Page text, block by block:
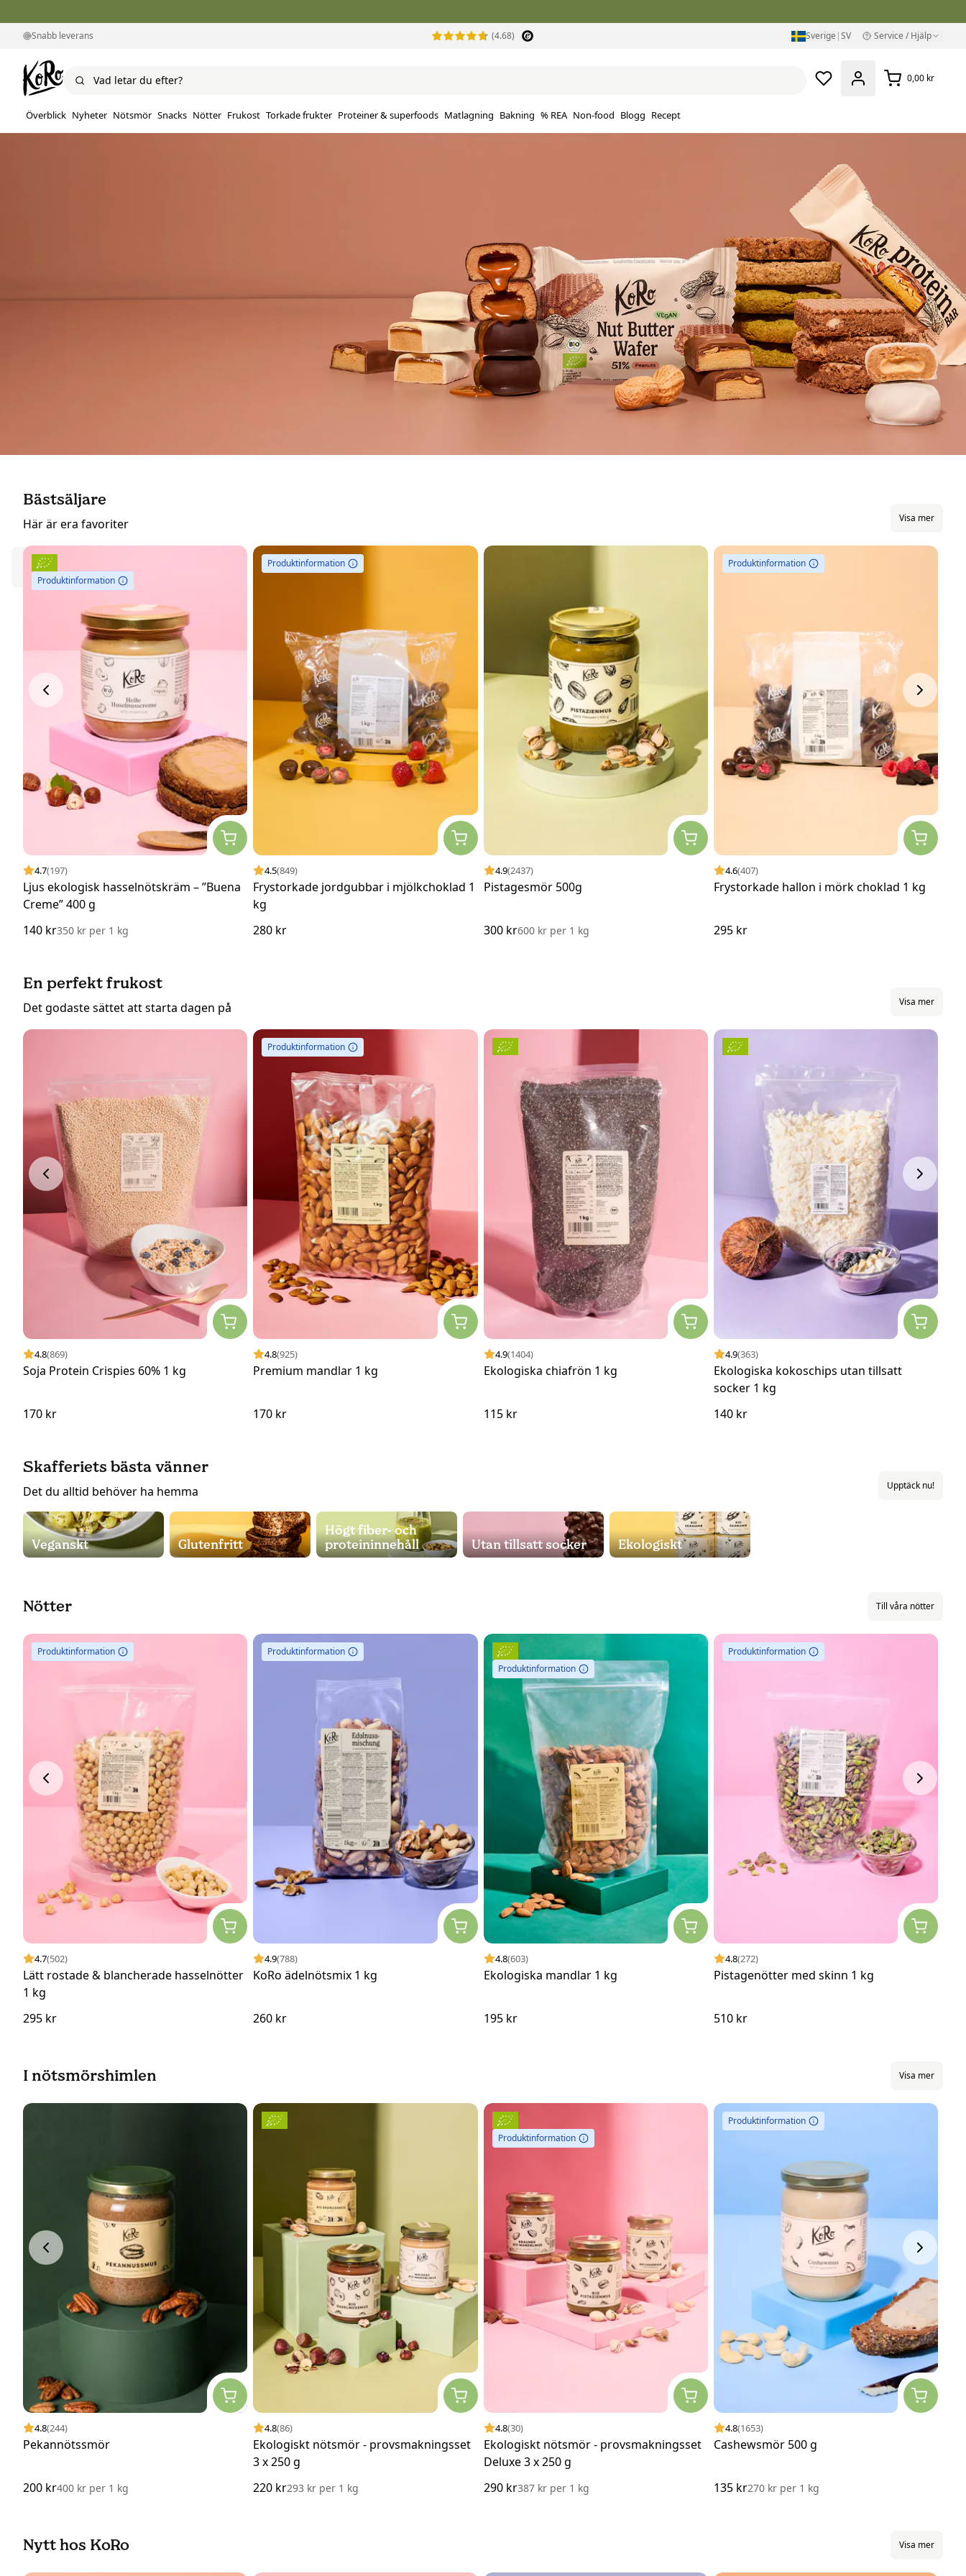
Snabb leverans (4.68) Sverige |SV Service / Hjälp
0,00 kr
Överblick Nyheter Nötsmör Snacks Nötter Frukost Torkade frukter Proteiner & superfoods Matlagning Bakning % REA Non-food Blogg Recept
Söta klassiker
i ny tappning.
Upptäck nu
Bästsäljare
Här är era favoriter Visa mer
Produktinformation
4.7(197)
Ljus ekologisk hasselnötskräm – ”Buena
Creme” 400 g
140 kr350 kr per 1 kg
Produktinformation
4.5(849)
Frystorkade jordgubbar i mjölkchoklad 1
kg
280 kr
4.9(2437)
Pistagesmör 500g
300 kr600 kr per1 kg
Produktinformation
4.6(407)
Frystorkade hallon i mörk choklad 1 kg
295 kr
En perfekt frukost
Det godaste sättet att starta dagen på Visa mer
4.8(869)
Soja Protein Crispies 60% 1 kg
170 kr
Produktinformation
4.8(925)
Premium mandlar 1 kg
170 kr
4.9(1404)
Ekologiska chiafrön 1 kg
115 kr
4.9(363)
Ekologiska kokoschips utan tillsatt
socker 1 kg
140 kr
Skafferiets bästa vänner
Det du alltid behöver ha hemma Upptäck nu!
Veganskt Glutenfritt
Högt fiber- och
proteininnehåll
Utan tillsatt socker Ekologiskt
Nötter Till våra nötter
Produktinformation
4.7(502)
Lätt rostade & blancherade hasselnötter
1 kg
295 kr
Produktinformation
4.9(788)
KoRo ädelnötsmix 1 kg
260 kr
Produktinformation
4.8(603)
Ekologiska mandlar 1 kg
195 kr
Produktinformation
4.8(272)
Pistagenötter med skinn 1 kg
510 kr
I nötsmörshimlen Visa mer
4.8(244)
Pekannötssmör
200 kr400 kr per 1 kg
4.8(86)
Ekologiskt nötsmör - provsmakningsset
3 x 250 g
220 kr293 kr per 1 kg
Produktinformation
4.8(30)
Ekologiskt nötsmör - provsmakningsset
Deluxe 3 x 250 g
290 kr387 kr per1 kg
Produktinformation
4.8(1653)
Cashewsmör 500 g
135 kr270 kr per1 kg
Nytt hos KoRo Visa mer